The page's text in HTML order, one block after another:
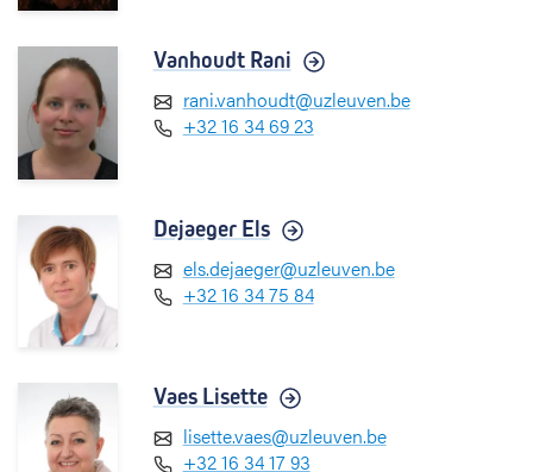
Vanhoudt Rani
rani.vanhoudt@uzleuven.be
+32 16 34 69 23
Dejaeger Els
els.dejaeger@uzleuven.be
+32 16 34 75 84
Vaes Lisette
lisette.vaes@uzleuven.be
+32 16 34 17 93